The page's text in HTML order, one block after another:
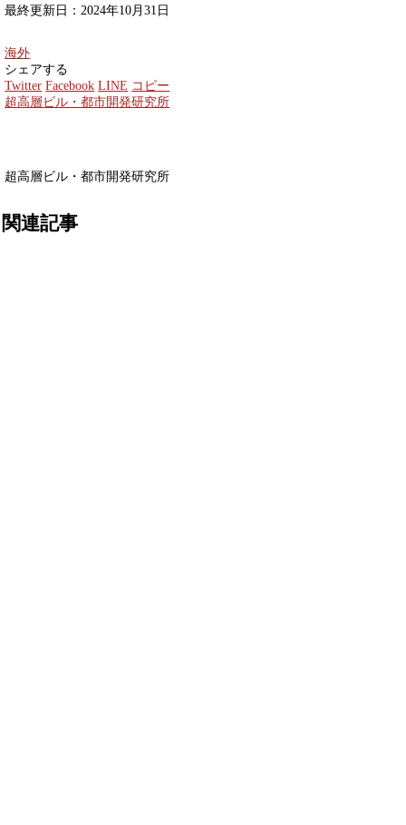
最終更新日：2024年10月31日
海外
シェアする
Twitter Facebook LINE コピー
超高層ビル・都市開発研究所
超高層ビル・都市開発研究所
関連記事